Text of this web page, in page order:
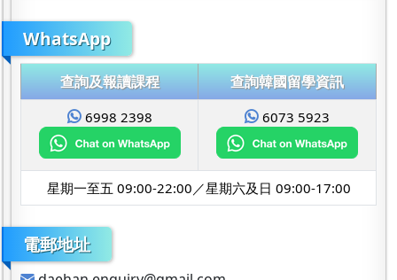
WhatsApp
查詢及報讀課程 查詢韓國留學資訊
6998 2398 6073 5923
星期一至五 09:00-22:00／星期六及日 09:00-17:00
電郵地址